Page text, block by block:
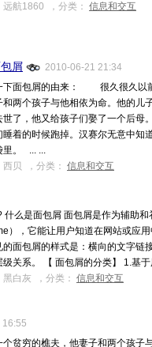
远航1860 ，分类： 信息和交互
屑
2010-06-21 21:34
下面包屑的由来： 很久很久以
和两个孩子与他相依为命。他的儿
世了，他又给孩子们娶了一个后母
睡着的时候跑掉。汉赛尔无意中知
里。 ... ...
西贝 ，分类： 信息和交互
什么是面包屑 面包屑是作为辅助
），它能让用户知道在网站或应
的面包屑的样式是：横向的文字链
级关系。 【 面包屑的分类】 1.基
黑白灰 ，分类： 信息和交互
贫穷的樵夫，他妻子和两个孩子